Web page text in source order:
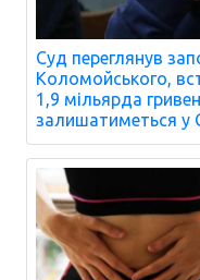
Суд переглянув
Коломойського,
1,9 мільярда
залишатиметься у